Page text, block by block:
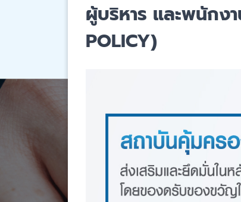
ผู้บริหาร และพนักง
POLICY)